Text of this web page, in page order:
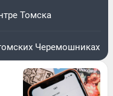
Томска
Черемошниках